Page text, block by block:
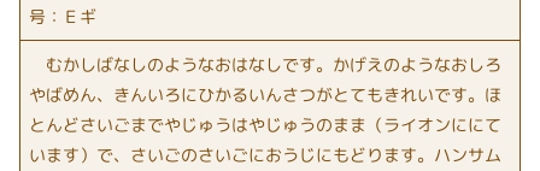
号：Ｅギ
むかしばなしのようなおはなしです。かげえのようなおしろ
やばめん、きんいろにひかるいんさつがとてもきれいです。ほ
とんどさいごまでやじゅうはやじゅうのまま（ライオンににて
います）で、さいごのさいごにおうじにもどります。ハンサム